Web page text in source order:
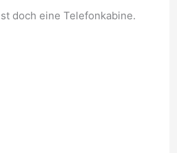
doch eine Telefonkabine.